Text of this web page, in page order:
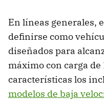
En líneas generales,
definirse como
diseñados para
máximo con carga
características los
modelos de baja